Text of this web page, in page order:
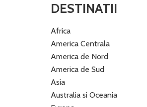
DESTINATII
Africa
America Centrala
America de Nord
America de Sud
Asia
Australia si Oceania